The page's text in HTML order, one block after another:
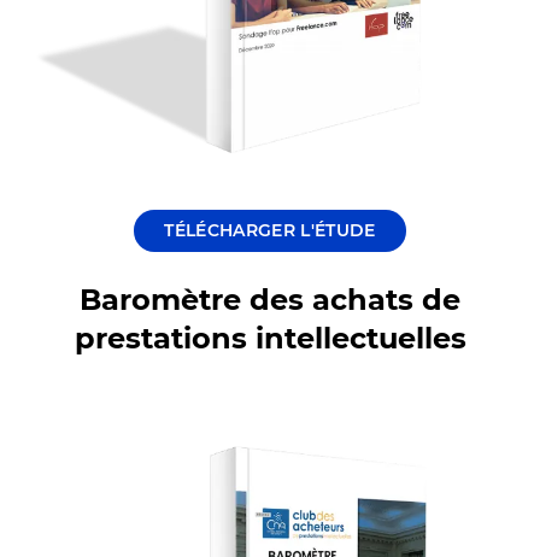
TÉLÉCHARGER L'ÉTUDE
Baromètre des achats de
prestations intellectuelles